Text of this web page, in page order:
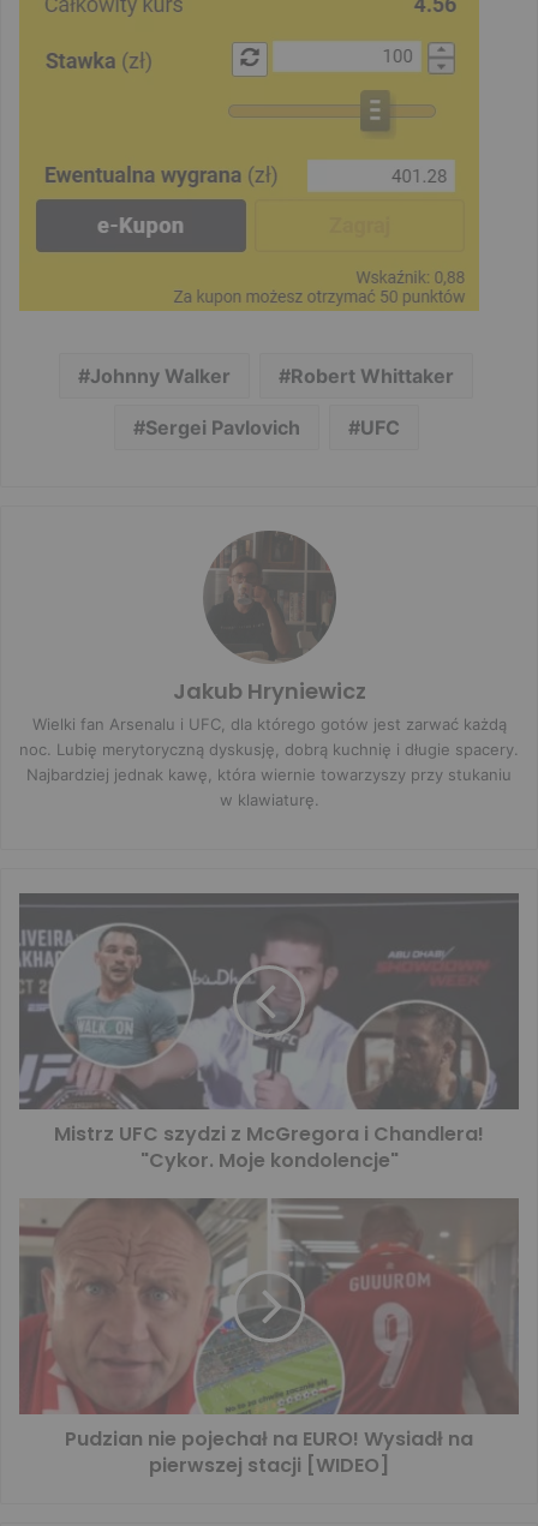
Johnny Walker Robert Whittaker
Sergei Pavlovich UFC
Jakub Hryniewicz
Wielki fan Arsenalu i UFC, dla którego gotów jest zarwać każdą
noc. Lubię merytoryczną dyskusję, dobrą kuchnię i długie spacery.
Najbardziej jednak kawę, która wiernie towarzyszy przy stukaniu
w klawiaturę.
Mistrz UFC szydzi z McGregora i Chandlera!
"Cykor. Moje kondolencje"
Pudzian nie pojechał na EURO! Wysiadł na
pierwszej stacji [WIDEO]